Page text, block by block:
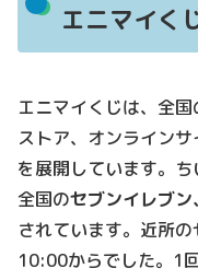
エニマイく
エニマイくじは、全
ストア、オンライン
を展開しています。
全国のセブンイレブ
されています。近所
10:00からでした。1